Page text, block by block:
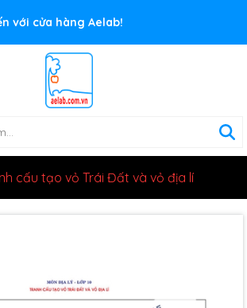
với cửa hàng Aelab!
chương trình khuyến mãi đang chờ đợi
cấu tạo vỏ Trái Đất và vỏ địa lí